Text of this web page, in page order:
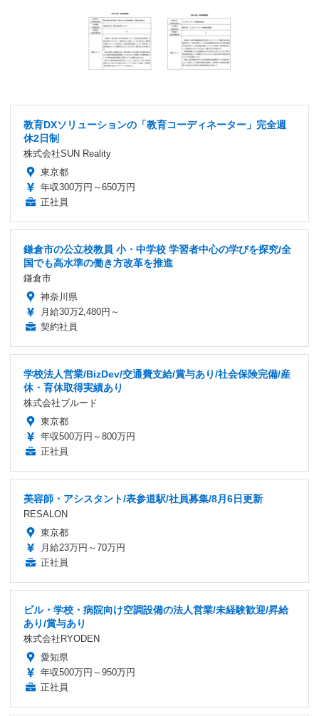
教育DXソリューションの「教育コーディネーター」完全週
休2日制
株式会社SUN Reality
東京都
年収300万円～650万円
正社員
鎌倉市の公立校教員 小・中学校 学習者中心の学びを探究/全
国でも高水準の働き方改革を推進
鎌倉市
神奈川県
月給30万2,480円～
契約社員
学校法人営業/BizDev/交通費支給/賞与あり/社会保険完備/産
休・育休取得実績あり
株式会社ブルード
東京都
年収500万円～800万円
正社員
美容師・アシスタント/表参道駅/社員募集/8月6日更新
RESALON
東京都
月給23万円～70万円
正社員
ビル・学校・病院向け空調設備の法人営業/未経験歓迎/昇給
あり/賞与あり
株式会社RYODEN
愛知県
年収500万円～950万円
正社員